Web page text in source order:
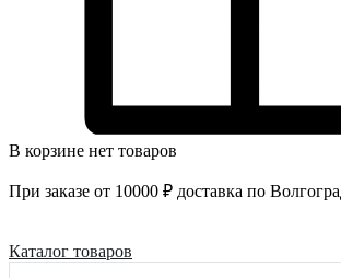
В корзине нет товаров
При заказе от 10000 ₽ доставка по
Каталог товаров